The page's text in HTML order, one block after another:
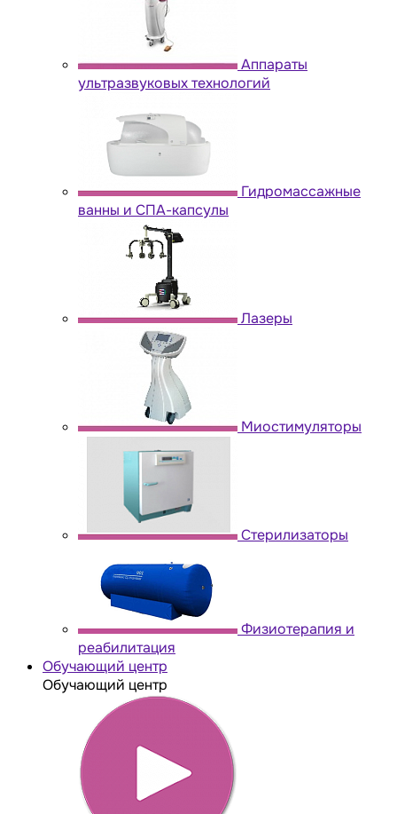
Аппараты
ультразвуковых технологий
Гидромассажные
ванны и СПА-капсулы
Лазеры
Миостимуляторы
Стерилизаторы
Физиотерапия и
реабилитация
Обучающий центр
Обучающий центр